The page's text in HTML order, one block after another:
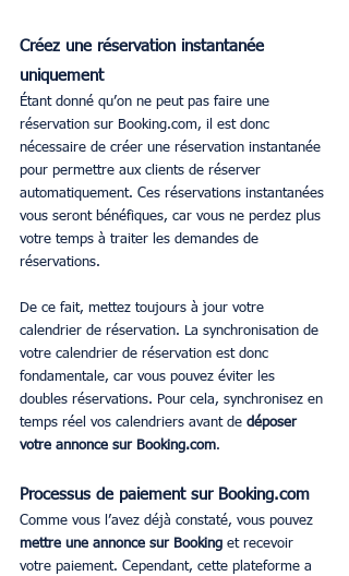
Créez une réservation instantanée
uniquement
Étant donné qu’on ne peut pas faire une
réservation sur Booking.com, il est donc
nécessaire de créer une réservation instantanée
pour permettre aux clients de réserver
automatiquement. Ces réservations instantanées
vous seront bénéfiques, car vous ne perdez plus
votre temps à traiter les demandes de
réservations.
De ce fait, mettez toujours à jour votre
calendrier de réservation. La synchronisation de
votre calendrier de réservation est donc
fondamentale, car vous pouvez éviter les
doubles réservations. Pour cela, synchronisez en
temps réel vos calendriers avant de déposer
votre annonce sur Booking.com.
Processus de paiement sur Booking.com
Comme vous l’avez déjà constaté, vous pouvez
mettre une annonce sur Booking et recevoir
votre paiement. Cependant, cette plateforme a